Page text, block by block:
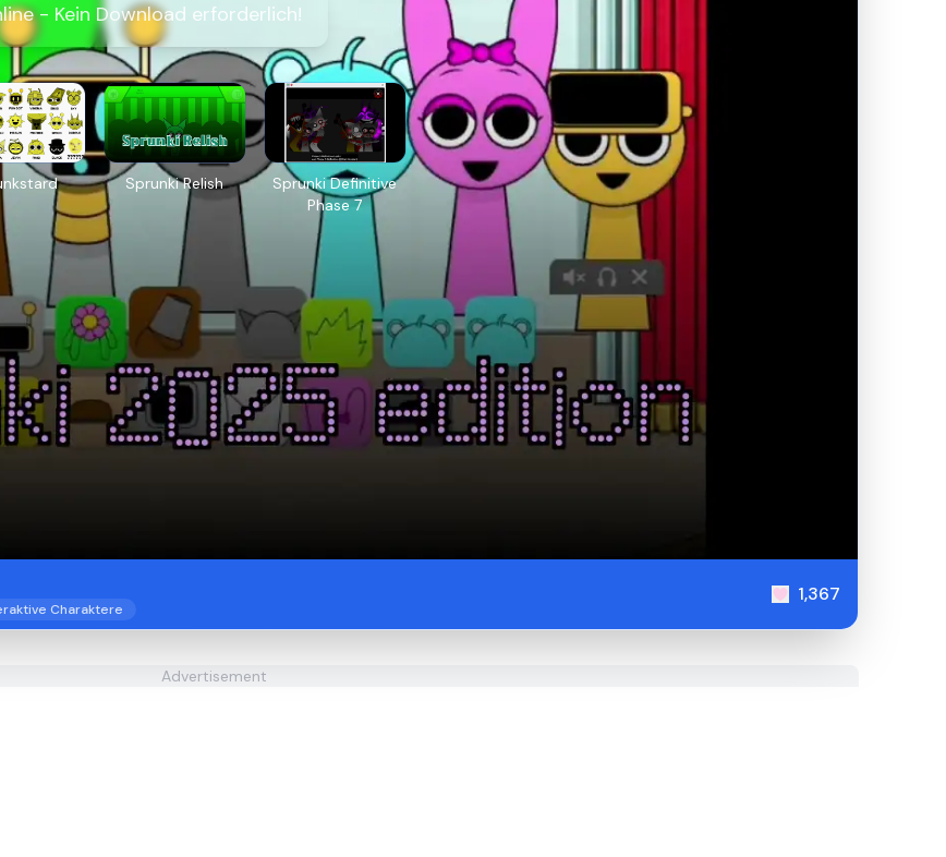
- Kein Download erforderlich!
Sprunki Relish
Sprunki Definitive
Phase 7
Charaktere
1,367
Advertisement